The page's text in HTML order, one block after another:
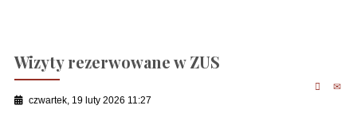
Wizyty rezerwowane w ZUS
czwartek, 19 luty 2026 11:27